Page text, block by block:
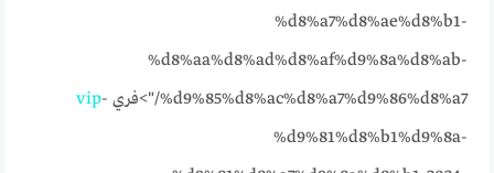
%d8%a7%d8%ae%d8%b1-
%d8%aa%d8%ad%d8%af%d9%8a%d8%ab-
%d9%85%d8%ac%d8%a7%d9%86%d8%a7/">فري
vip-
%d9%81%d8%b1%d9%8a-